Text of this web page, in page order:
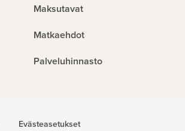
Maksutavat
Matkaehdot
Palveluhinnasto
Evästeasetukset